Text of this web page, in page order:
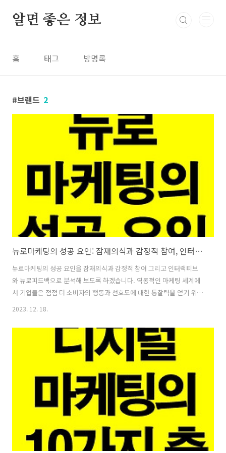
알면 좋은 정보
홈 태그 방명록
브랜드 2
뉴로마케팅의 성공 요인: 잠재의식과 감정적 참여, 인터랙티브와 뉴로피드백
뉴로마케팅의 성공 요인을 잠재의식과 감정적 참여 그리고 인터랙티브
와 뉴로피드백으로 분석해 보도록 하겠습니다. 역동적인 마케팅 세계에
서 기업들은 점점 더 소비자의 행동과 선호도에 대한 통찰력을 얻기 위해
뉴로마케팅에 눈을 돌리고 있습니다. 마케팅 담당자들은 뇌과학이라는
객에게 공감할 수 있는 매력적인 캠페인을 만드는 것을 목표로 하고 있습
니다. 이번에는 이러한 혁신적인 접근 방식이 어떻게 고객 경험을 향상하
고 구매 결정에 영향을 미치는지 탐구하면서 뉴로마케팅의 성공 요인에
대해 자세히 설명할 것입니다. 잠재의식의 이해와 감정적 참여 보이지 않
는 힘 공개 뉴로마케팅은 의식이 없는 상태에서 많은 의사결정이 이루어
지는 잠재의식의 마음을 공략합..
2023. 12. 18.